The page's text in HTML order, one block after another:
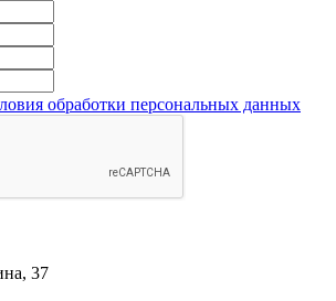
обработки персональных данных
37